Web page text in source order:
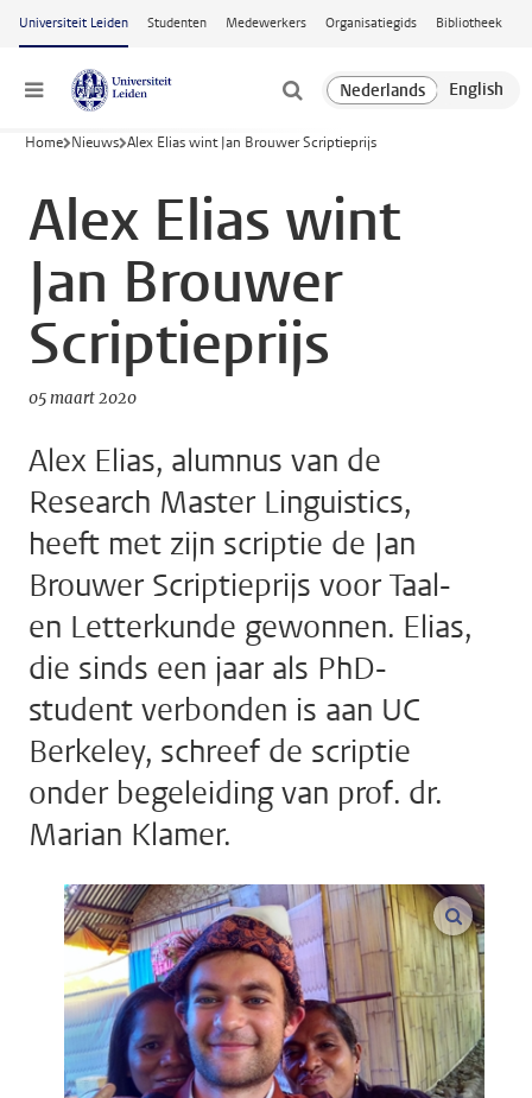
Ga naar hoofdinhoud
Universiteit Leiden Studenten Medewerkers Organisatiegids Bibliotheek
Menu
Home Nieuws Alex Elias wint Jan Brouwer Scriptieprijs
Alex Elias wint
Jan Brouwer
Scriptieprijs
05 maart 2020
Alex Elias, alumnus van de
Research Master Linguistics,
heeft met zijn scriptie de Jan
Brouwer Scriptieprijs voor Taal-
en Letterkunde gewonnen. Elias,
die sinds een jaar als PhD-
student verbonden is aan UC
Berkeley, schreef de scriptie
onder begeleiding van prof. dr.
Marian Klamer.